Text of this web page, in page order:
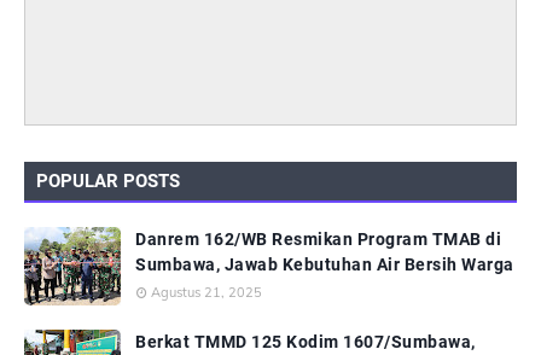
POPULAR POSTS
Danrem 162/WB Resmikan Program TMAB di
Sumbawa, Jawab Kebutuhan Air Bersih Warga
Agustus 21, 2025
Berkat TMMD 125 Kodim 1607/Sumbawa,